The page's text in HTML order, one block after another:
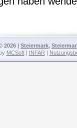
2026 | Steiermark,
MCSoft| INFAR |